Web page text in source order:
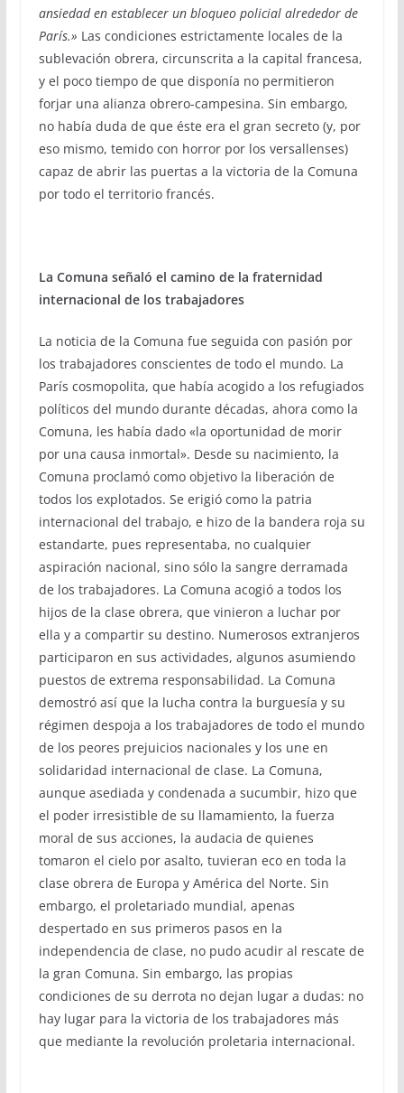
ansiedad en establecer un bloqueo policial alrededor de
París.» Las condiciones estrictamente locales de la
sublevación obrera, circunscrita a la capital francesa,
y el poco tiempo de que disponía no permitieron
forjar una alianza obrero-campesina. Sin embargo,
no había duda de que éste era el gran secreto (y, por
eso mismo, temido con horror por los versallenses)
capaz de abrir las puertas a la victoria de la Comuna
por todo el territorio francés.
La Comuna señaló el camino de la fraternidad
internacional de los trabajadores
La noticia de la Comuna fue seguida con pasión por
los trabajadores conscientes de todo el mundo. La
París cosmopolita, que había acogido a los refugiados
políticos del mundo durante décadas, ahora como la
Comuna, les había dado «la oportunidad de morir
por una causa inmortal». Desde su nacimiento, la
Comuna proclamó como objetivo la liberación de
todos los explotados. Se erigió como la patria
internacional del trabajo, e hizo de la bandera roja su
estandarte, pues representaba, no cualquier
aspiración nacional, sino sólo la sangre derramada
de los trabajadores. La Comuna acogió a todos los
hijos de la clase obrera, que vinieron a luchar por
ella y a compartir su destino. Numerosos extranjeros
participaron en sus actividades, algunos asumiendo
puestos de extrema responsabilidad. La Comuna
demostró así que la lucha contra la burguesía y su
régimen despoja a los trabajadores de todo el mundo
de los peores prejuicios nacionales y los une en
solidaridad internacional de clase. La Comuna,
aunque asediada y condenada a sucumbir, hizo que
el poder irresistible de su llamamiento, la fuerza
moral de sus acciones, la audacia de quienes
tomaron el cielo por asalto, tuvieran eco en toda la
clase obrera de Europa y América del Norte. Sin
embargo, el proletariado mundial, apenas
despertado en sus primeros pasos en la
independencia de clase, no pudo acudir al rescate de
la gran Comuna. Sin embargo, las propias
condiciones de su derrota no dejan lugar a dudas: no
hay lugar para la victoria de los trabajadores más
que mediante la revolución proletaria internacional.